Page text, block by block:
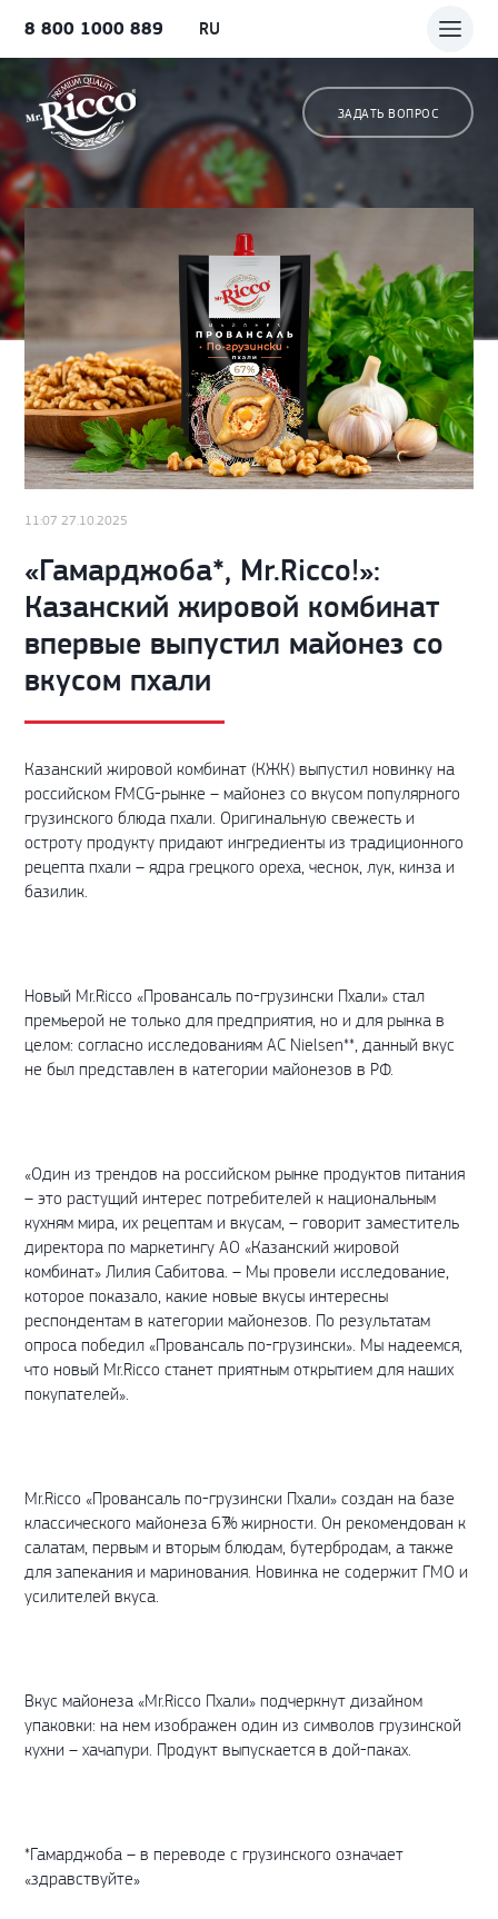
8 800 1000 889 RU
ЗАДАТЬ ВОПРОС
11:07 27.10.2025
«Гамарджоба*, Mr.Ricco!»:
Казанский жировой комбинат
впервые выпустил майонез со
вкусом пхали
Казанский жировой комбинат (КЖК) выпустил новинку на
российском FMCG-рынке – майонез со вкусом популярного
грузинского блюда пхали. Оригинальную свежесть и
остроту продукту придают ингредиенты из традиционного
рецепта пхали – ядра грецкого ореха, чеснок, лук, кинза и
базилик.
Новый Mr.Ricco «Провансаль по-грузински Пхали» стал
премьерой не только для предприятия, но и для рынка в
целом: согласно исследованиям AC Nielsen**, данный вкус
не был представлен в категории майонезов в РФ.
«Один из трендов на российском рынке продуктов питания
– это растущий интерес потребителей к национальным
кухням мира, их рецептам и вкусам, – говорит заместитель
директора по маркетингу АО «Казанский жировой
комбинат» Лилия Сабитова. – Мы провели исследование,
которое показало, какие новые вкусы интересны
респондентам в категории майонезов. По результатам
опроса победил «Провансаль по-грузински». Мы надеемся,
что новый Mr.Ricco станет приятным открытием для наших
покупателей».
Mr.Ricco «Провансаль по-грузински Пхали» создан на базе
классического майонеза 67% жирности. Он рекомендован к
салатам, первым и вторым блюдам, бутербродам, а также
для запекания и маринования. Новинка не содержит ГМО и
усилителей вкуса.
Вкус майонеза «Mr.Ricco Пхали» подчеркнут дизайном
упаковки: на нем изображен один из символов грузинской
кухни – хачапури. Продукт выпускается в дой-паках.
*Гамарджоба – в переводе с грузинского означает
«здравствуйте»